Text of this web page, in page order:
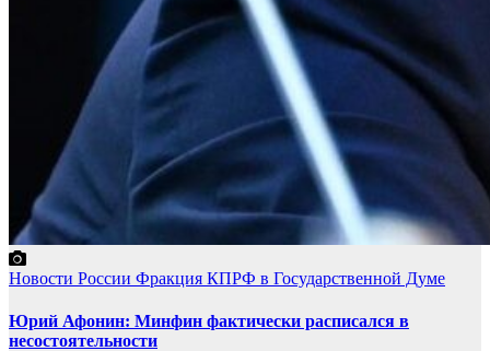
Новости России Фракция КПРФ в Государственной Думе
Юрий Афонин: Минфин фактически расписался в
несостоятельности